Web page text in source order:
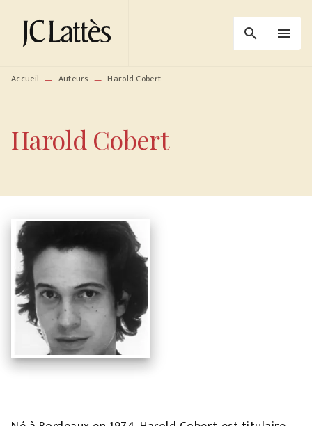
MENU RECHERCHE
PIED DE PAGE
search menu
Accueil — Auteurs — Harold Cobert
Harold Cobert